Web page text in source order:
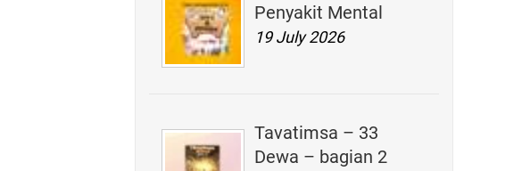
Penyakit Mental
19 July 2026
Tavatimsa – 33
Dewa – bagian 2